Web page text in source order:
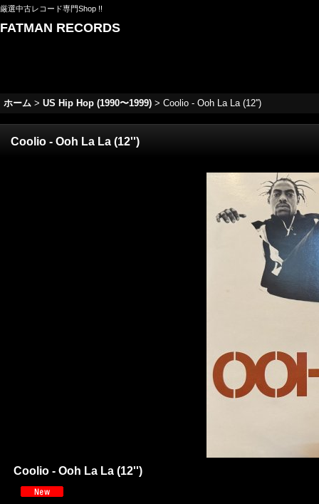
厳選中古レコード専門Shop !!
FATMAN RECORDS
ホーム > US Hip Hop (1990〜1999) > Coolio - Ooh La La (12'')
Coolio - Ooh La La (12'')
Coolio - Ooh La La (12'')